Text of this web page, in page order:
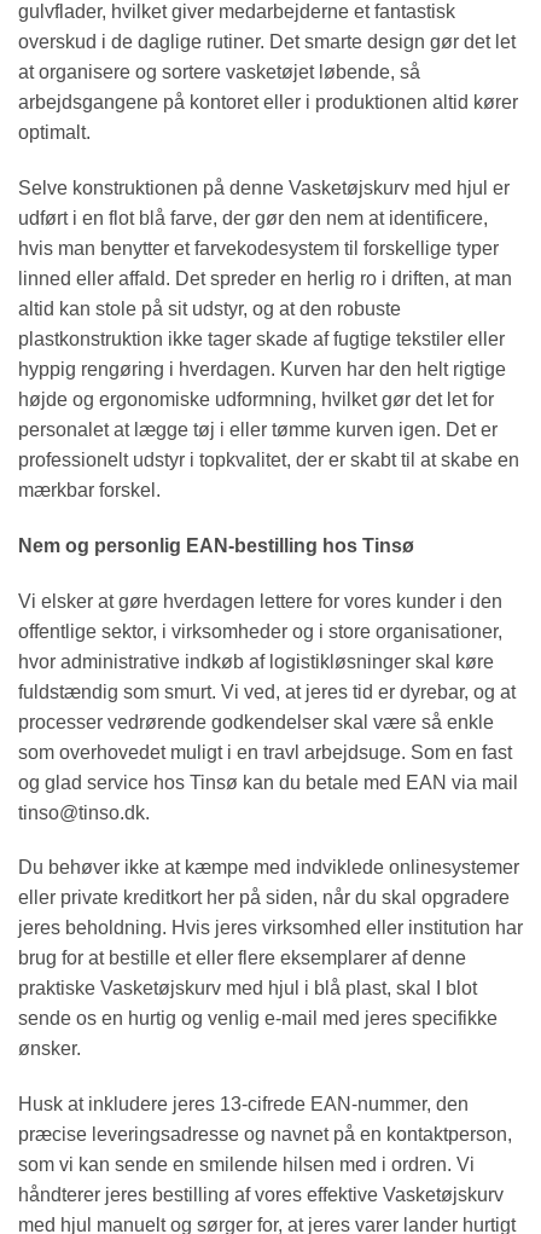
gulvflader, hvilket giver medarbejderne et fantastisk
overskud i de daglige rutiner. Det smarte design gør det let
at organisere og sortere vasketøjet løbende, så
arbejdsgangene på kontoret eller i produktionen altid kører
optimalt.
Selve konstruktionen på denne Vasketøjskurv med hjul er
udført i en flot blå farve, der gør den nem at identificere,
hvis man benytter et farvekodesystem til forskellige typer
linned eller affald. Det spreder en herlig ro i driften, at man
altid kan stole på sit udstyr, og at den robuste
plastkonstruktion ikke tager skade af fugtige tekstiler eller
hyppig rengøring i hverdagen. Kurven har den helt rigtige
højde og ergonomiske udformning, hvilket gør det let for
personalet at lægge tøj i eller tømme kurven igen. Det er
professionelt udstyr i topkvalitet, der er skabt til at skabe en
mærkbar forskel.
Nem og personlig EAN-bestilling hos Tinsø
Vi elsker at gøre hverdagen lettere for vores kunder i den
offentlige sektor, i virksomheder og i store organisationer,
hvor administrative indkøb af logistikløsninger skal køre
fuldstændig som smurt. Vi ved, at jeres tid er dyrebar, og at
processer vedrørende godkendelser skal være så enkle
som overhovedet muligt i en travl arbejdsuge. Som en fast
og glad service hos Tinsø kan du betale med EAN via mail
tinso@tinso.dk.
Du behøver ikke at kæmpe med indviklede onlinesystemer
eller private kreditkort her på siden, når du skal opgradere
jeres beholdning. Hvis jeres virksomhed eller institution har
brug for at bestille et eller flere eksemplarer af denne
praktiske Vasketøjskurv med hjul i blå plast, skal I blot
sende os en hurtig og venlig e-mail med jeres specifikke
ønsker.
Husk at inkludere jeres 13-cifrede EAN-nummer, den
præcise leveringsadresse og navnet på en kontaktperson,
som vi kan sende en smilende hilsen med i ordren. Vi
håndterer jeres bestilling af vores effektive Vasketøjskurv
med hjul manuelt og sørger for, at jeres varer lander hurtigt